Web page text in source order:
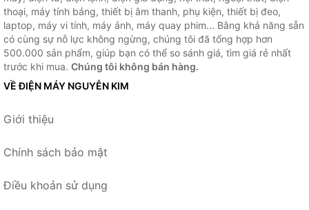
thoại, máy tính bảng, thiết bị âm thanh, phụ kiện, thiết bị đeo,
laptop, máy vi tính, máy ảnh, máy quay phim... Bằng khả năng sẵn
có cùng sự nỗ lực không ngừng, chúng tôi đã tổng hợp hơn
500.000 sản phẩm, giúp bạn có thể so sánh giá, tìm giá rẻ nhất
trước khi mua. Chúng tôi không bán hàng.
VỀ ĐIỆN MÁY NGUYỄN KIM
Giới thiệu
Chính sách bảo mật
Điều khoản sử dụng